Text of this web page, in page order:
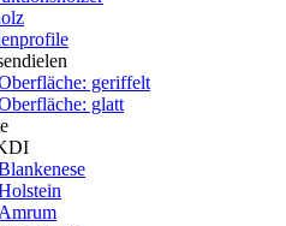
geriffelt
glatt
Amrum